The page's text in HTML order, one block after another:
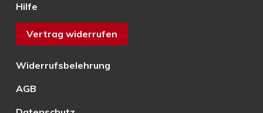
Hilfe
Vertrag widerrufen
Widerrufsbelehrung
AGB